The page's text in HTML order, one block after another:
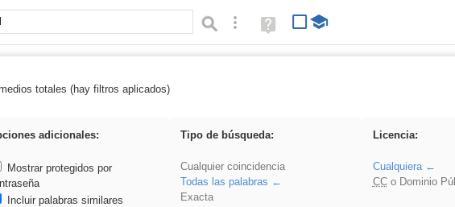
Búsqueda avanzada
Ayuda
(en
de: Diversidad
totales (hay filtros aplicados)
adicionales:
Mostrar protegidos por
Incluir palabras similares
Tipo de búsqueda:
Cualquier coincidencia
Todas las palabras
Exacta
Licencia:
Cualquiera
CCo Dominio